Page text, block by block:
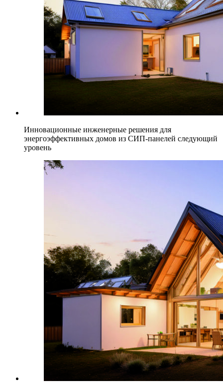
Инновационные инженерные решения для
энергоэффективных домов из СИП-панелей следующий
уровень